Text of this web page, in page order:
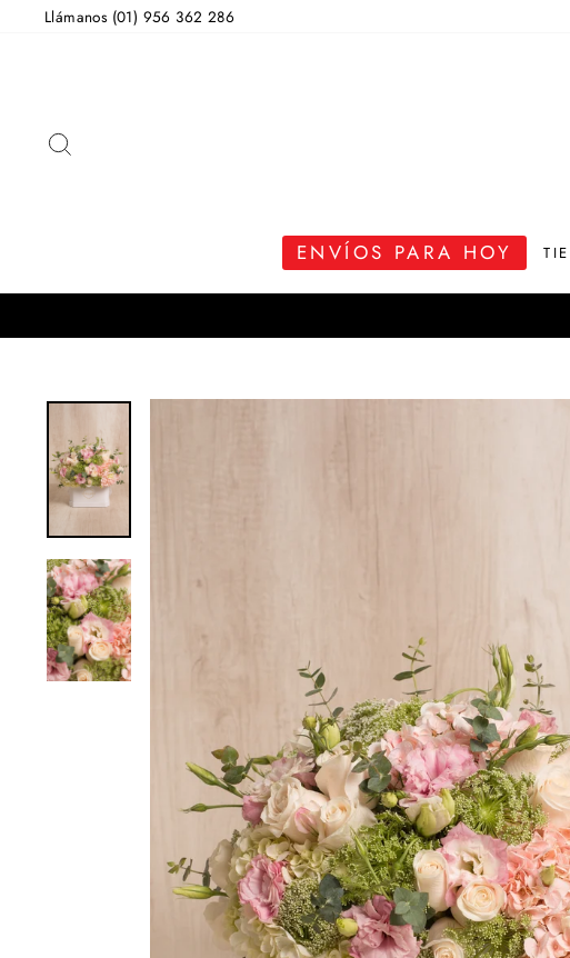
Llámanos (01) 956 362 286
ENVÍOS PARA HOY